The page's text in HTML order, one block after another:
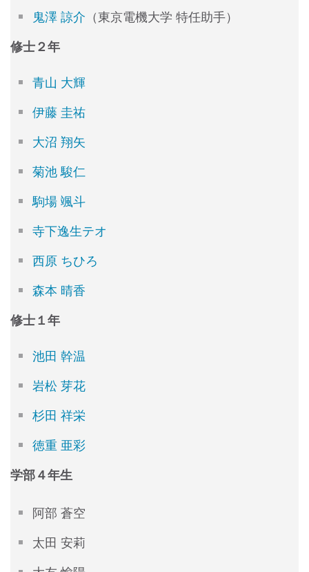
鬼澤 諒介 （東京電機大学 特任助手）
修士２年
青山 大輝
伊藤 圭祐
大沼 翔矢
菊池 駿仁
駒場 颯斗
寺下逸生テオ
西原 ちひろ
森本 晴香
修士１年
池田 幹温
岩松 芽花
杉田 祥栄
徳重 亜彩
学部４年生
阿部 蒼空
太田 安莉